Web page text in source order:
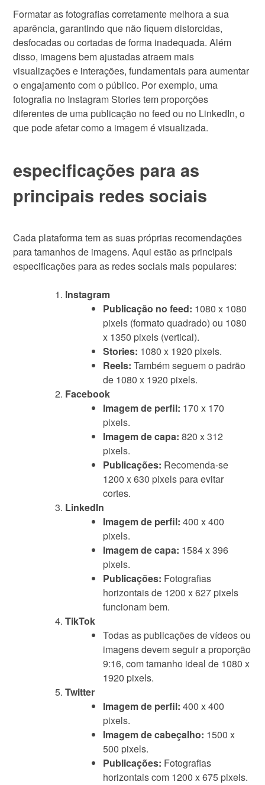
Formatar as fotografias corretamente melhora a sua
aparência, garantindo que não fiquem distorcidas,
desfocadas ou cortadas de forma inadequada. Além
disso, imagens bem ajustadas atraem mais
visualizações e interações, fundamentais para aumentar
o engajamento com o público. Por exemplo, uma
fotografia no Instagram Stories tem proporções
diferentes de uma publicação no feed ou no LinkedIn, o
que pode afetar como a imagem é visualizada.
especificações para as
principais redes sociais
Cada plataforma tem as suas próprias recomendações
para tamanhos de imagens. Aqui estão as principais
especificações para as redes sociais mais populares:
Instagram
Publicação no feed: 1080 x 1080
pixels (formato quadrado) ou 1080
x 1350 pixels (vertical).
Stories: 1080 x 1920 pixels.
Reels: Também seguem o padrão
de 1080 x 1920 pixels.
Facebook
Imagem de perfil: 170 x 170
pixels.
Imagem de capa: 820 x 312
pixels.
Publicações: Recomenda-se
1200 x 630 pixels para evitar
cortes.
LinkedIn
Imagem de perfil: 400 x 400
pixels.
Imagem de capa: 1584 x 396
pixels.
Publicações: Fotografias
horizontais de 1200 x 627 pixels
funcionam bem.
TikTok
Todas as publicações de vídeos ou
imagens devem seguir a proporção
9:16, com tamanho ideal de 1080 x
1920 pixels.
Twitter
Imagem de perfil: 400 x 400
pixels.
Imagem de cabeçalho: 1500 x
500 pixels.
Publicações: Fotografias
horizontais com 1200 x 675 pixels.